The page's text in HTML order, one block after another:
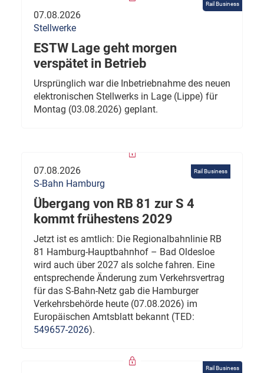
Rail Business
07.08.2026
Stellwerke
ESTW Lage geht morgen
verspätet in Betrieb
Ursprünglich war die Inbetriebnahme des neuen
elektronischen Stellwerks in Lage (Lippe) für
Montag (03.08.2026) geplant.
Rail Business
07.08.2026
S-Bahn Hamburg
Übergang von RB 81 zur S 4
kommt frühestens 2029
Jetzt ist es amtlich: Die Regionalbahnlinie RB
81 Hamburg-Hauptbahnhof – Bad Oldesloe
wird auch über 2027 als solche fahren. Eine
entsprechende Änderung zum Verkehrsvertrag
für das S-Bahn-Netz gab die Hamburger
Verkehrsbehörde heute (07.08.2026) im
Europäischen Amtsblatt bekannt (TED:
549657-2026).
Rail Business